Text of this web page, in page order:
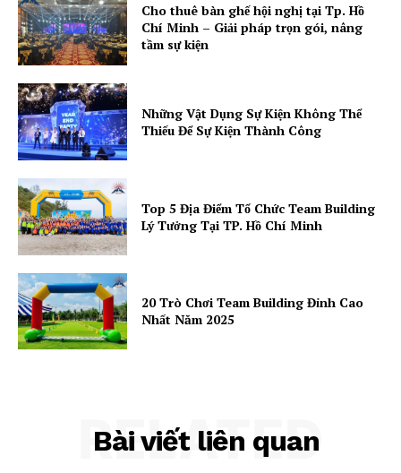
Cho thuê bàn ghế hội nghị tại Tp. Hồ
Chí Minh – Giải pháp trọn gói, nâng
tầm sự kiện
Những Vật Dụng Sự Kiện Không Thể
Thiếu Để Sự Kiện Thành Công
Top 5 Địa Điểm Tổ Chức Team Building
Lý Tưởng Tại TP. Hồ Chí Minh
20 Trò Chơi Team Building Đỉnh Cao
Nhất Năm 2025
Bài viết liên quan
RELATED